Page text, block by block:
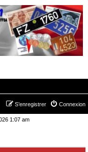
Connexion
S’enregistrer
1:07 am